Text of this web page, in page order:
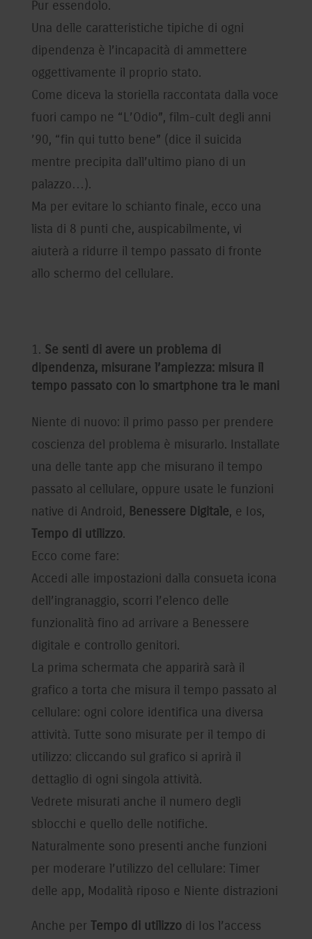
Pur essendolo.
Una delle caratteristiche tipiche di ogni
dipendenza è l’incapacità di ammettere
oggettivamente il proprio stato.
Come diceva la storiella raccontata dalla voce
fuori campo ne “L’Odio”, film-cult degli anni
’90, “fin qui tutto bene” (dice il suicida
mentre precipita dall’ultimo piano di un
palazzo…).
Ma per evitare lo schianto finale, ecco una
lista di 8 punti che, auspicabilmente, vi
aiuterà a ridurre il tempo passato di fronte
allo schermo del cellulare.
Se senti di avere un problema di
dipendenza, misurane l’ampiezza: misura il
tempo passato con lo smartphone tra le mani
Niente di nuovo: il primo passo per prendere
coscienza del problema è misurarlo. Installate
una delle tante app che misurano il tempo
passato al cellulare, oppure usate le funzioni
native di Android, Benessere Digitale, e Ios,
Tempo di utilizzo.
Ecco come fare:
Accedi alle impostazioni dalla consueta icona
dell’ingranaggio, scorri l’elenco delle
funzionalità fino ad arrivare a Benessere
digitale e controllo genitori.
La prima schermata che apparirà sarà il
grafico a torta che misura il tempo passato al
cellulare: ogni colore identifica una diversa
attività. Tutte sono misurate per il tempo di
utilizzo: cliccando sul grafico si aprirà il
dettaglio di ogni singola attività.
Vedrete misurati anche il numero degli
sblocchi e quello delle notifiche.
Naturalmente sono presenti anche funzioni
per moderare l’utilizzo del cellulare: Timer
delle app, Modalità riposo e Niente distrazioni
Anche per Tempo di utilizzodi Ios l’access